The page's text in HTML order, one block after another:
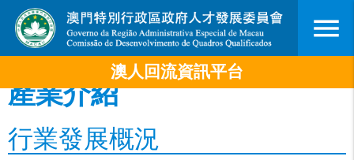
menu
澳人回流資訊平台
產業介紹
行業發展概況